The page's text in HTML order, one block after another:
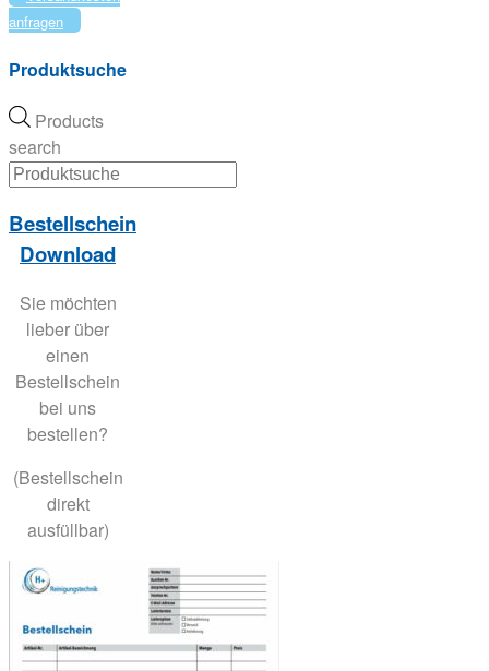
anfragen
Produktsuche
Products
search
Bestellschein
Download
Sie möchten
lieber über
einen
Bestellschein
bei uns
bestellen?
(Bestellschein
direkt
ausfüllbar)